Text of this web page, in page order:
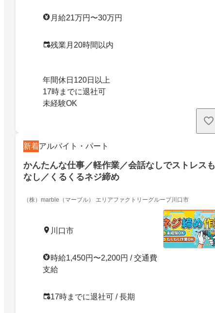
月給21万円〜30万円
残業月20時間以内
年間休日120日以上
17時までに退社可
未経験OK
新着アルバイト・パート
かんたんな仕事／軽作業／会話なしでストレスも
なし／くるくるネジ締め
（株）marble（マーブル） エリアファクトリーグループ川口市
川口市
時給1,450円〜2,200円 / 交通費
支給
17時までに退社可 / 長期